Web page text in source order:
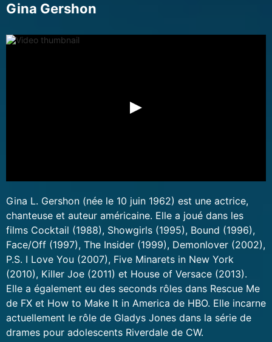
Gina Gershon
Gina L. Gershon (née le 10 juin 1962) est une actrice,
chanteuse et auteur américaine. Elle a joué dans les
films Cocktail (1988), Showgirls (1995), Bound (1996),
Face/Off (1997), The Insider (1999), Demonlover (2002),
P.S. I Love You (2007), Five Minarets in New York
(2010), Killer Joe (2011) et House of Versace (2013).
Elle a également eu des seconds rôles dans Rescue Me
de FX et How to Make It in America de HBO. Elle incarne
actuellement le rôle de Gladys Jones dans la série de
drames pour adolescents Riverdale de CW.